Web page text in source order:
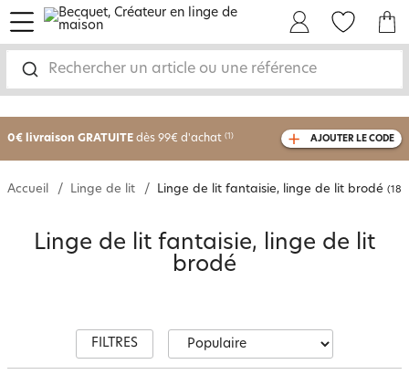
Rechercher un article ou une référence
menu
-25% sur votre commandedès 2 articles
0€ livraison GRATUITE dès 99€ d'achat (1)
avec le code 750801
AJOUTER LE CODE
Accueil Linge de lit Linge de lit fantaisie, linge de lit brodé
Linge de lit fantaisie, linge de lit
brodé
FILTRES